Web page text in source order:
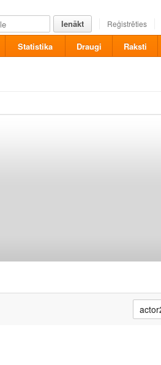
Ienākt Reģistrēties
Statistika Draugi Raksti